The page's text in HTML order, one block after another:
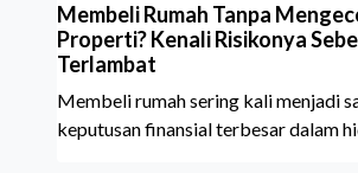
Membeli Rumah Tanpa
Properti? Kenali Risikonya
Terlambat
Membeli rumah sering kali menjadi
keputusan finansial terbesar dalam